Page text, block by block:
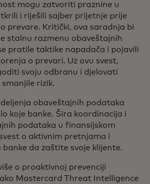
mogu zatvoriti praznine u
i riješili sajber prijetnje prije
prevare. Kritički, ova saradnja bi
stalnu razmenu obaveštajnih
pratile taktike napadača i pojavili
o prevari. Uz ovu svest,
svoju odbranu i djelovati
rizik.
obaveštajnih podataka
koje banke. Šira koordinacija i
podataka u finansijskom
o aktivnim pretnjama i
da zaštite svoje klijente.
o proaktivnoj prevenciji
Mastercard Threat Intelligence